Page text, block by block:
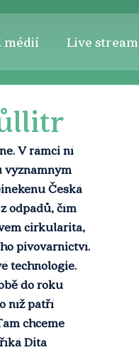
médií Live stream
V rámci ní
významným
Česká
odpadů, čím
cirkularita,
pivovarnictví.
technologie.
do roku
níž patří
chceme
Dita